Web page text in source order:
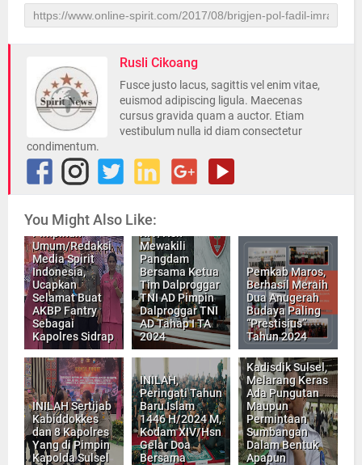
Rusli Cikoang
Fusce justo lacus, sagittis vel enim vitae,
euismod adipiscing ligula. Maecenas
cursus gravida quam a auctor. Etiam
vestibulum nulla id diam consectetur
condimentum.
You Might Also Like:
Umum/Redaksi
Media Spirit
Indonesia,
Ucapkan
Selamat Buat
AKBP Fantry
Sebagai
Kapolres Sidrap
Kasdam
Mewakili
Pangdam
Bersama Ketua
Tim Dalproggar
TNI AD Pimpin
Dalproggar TNI
AD Tahap I TA
2024
Pemkab Maros,
Berhasil Meraih
Dua Anugerah
Budaya Paling
“Prestisius”
Tahun 2024
INILAH Sertijab
Kabiddokkes
dan 8 Kapolres
Yang di Pimpin
Kapolda Sulsel
INILAH,
Peringati Tahun
Baru Islam
1446 H/2024 M,
Kodam XIV/Hsn
Gelar Doa
Bersama
Kadisdik Sulsel,
Melarang Keras
Ada Pungutan
Maupun
Permintaan
Sumbangan
Dalam Bentuk
Apapun